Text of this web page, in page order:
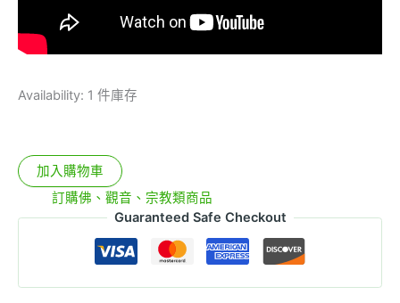
Availability: 1 件庫存
加入購物車
訂購佛、觀音、宗教類商品
Guaranteed Safe Checkout